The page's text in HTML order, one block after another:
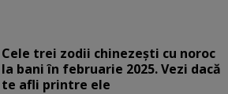
Cele trei zodii chinezești cu noroc
la bani în februarie 2025. Vezi dacă
te afli printre ele